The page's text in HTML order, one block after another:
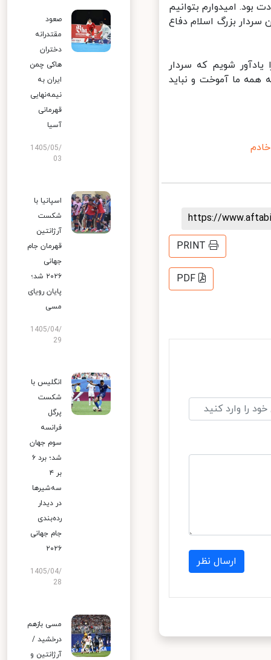
امیدوارم بتوانیم
بزرگ اسلام دفاع
شویم که سردار
ما آموخت و نباید
https://
PRINT
PDF
ارسال نظر
صعود
مقتدرانه
دختران
هاکی چمن
ایران به
نیمه‌نهایی
قهرمانی
آسیا
1405/05/
03
اسپانیا با
شکست
آرژانتین
قهرمان جام
جهانی
۲۰۲۶ شد؛
پایان رویای
مسی
1405/04/
29
انگلیس با
شکست
پرگل
فرانسه
سوم جهان
شد؛ برد ۶
بر ۴
سه‌شیرها
در دیدار
رده‌بندی
جام جهانی
۲۰۲۶
1405/04/
28
مسی بازهم
درخشید /
آرژانتین و